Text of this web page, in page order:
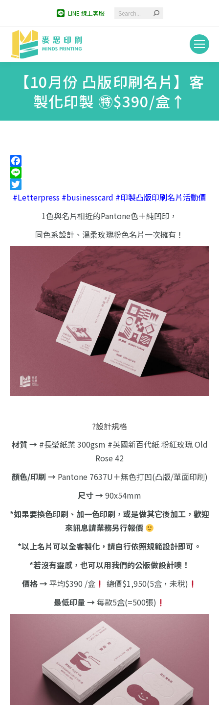
LINE 線上客服 Search:
【10月份 凸版印刷名片】客
製化印製 ㊕$390/盒↑
Facebook
Line
Twitter
#Letterpress #businesscard #印製凸版印刷名片活動價
1色與名片相近的Pantone色＋純凹印，
同色系設計、溫柔玫瑰粉色名片一次擁有！
?設計規格
材質 →#長瑩紙業 300gsm #英國新百代紙 粉紅玫瑰 Old
Rose 42
顏色/印刷 →Pantone 7637U＋無色打凹(凸版/單面印刷)
尺寸 →90x54mm
*如果要換色印刷、加一色印刷，或是做其它後加工，歡迎
來訊息請業務另行報價
*以上名片可以全客製化，請自行依照規範設計即可。
*若沒有靈感，也可以用我們的公版做設計噢！
價格 →平均$390 /盒
總價$1,950(5盒，未稅)
最低印量 →每款5盒(=500張)